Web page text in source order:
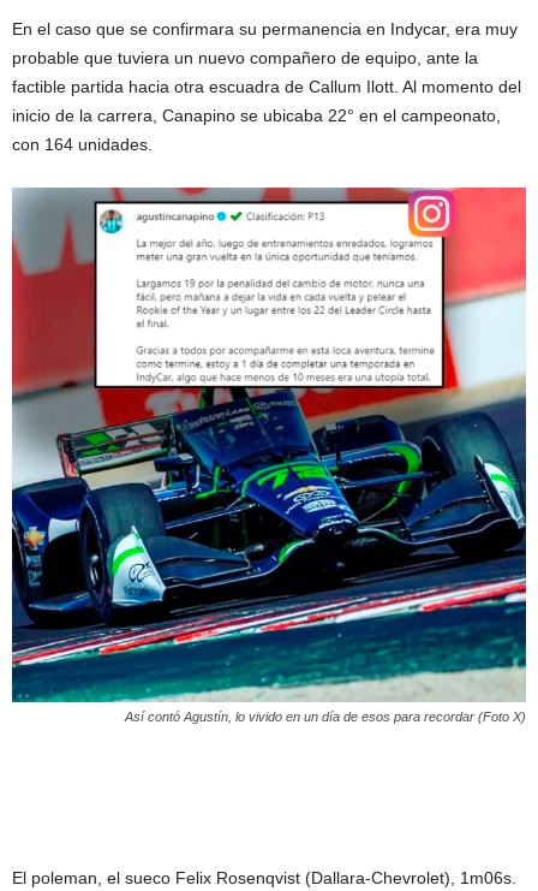
En el caso que se confirmara su permanencia en Indycar, era muy
probable que tuviera un nuevo compañero de equipo, ante la
factible partida hacia otra escuadra de Callum Ilott. Al momento del
inicio de la carrera, Canapino se ubicaba 22° en el campeonato,
con 164 unidades.
Así contó Agustín, lo vivido en un día de esos para recordar (Foto X)
El poleman, el sueco Felix Rosenqvist (Dallara-Chevrolet), 1m06s.